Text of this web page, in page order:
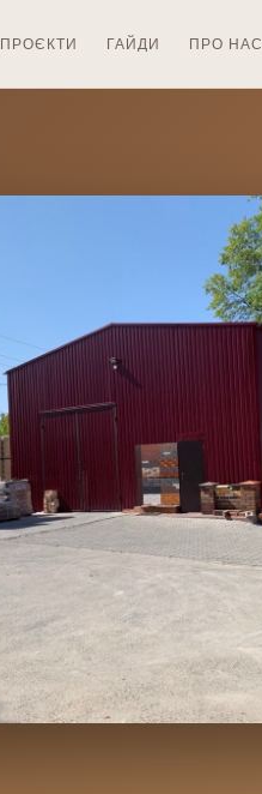
ПРОЄКТИ ГАЙДИ ПРО НАС